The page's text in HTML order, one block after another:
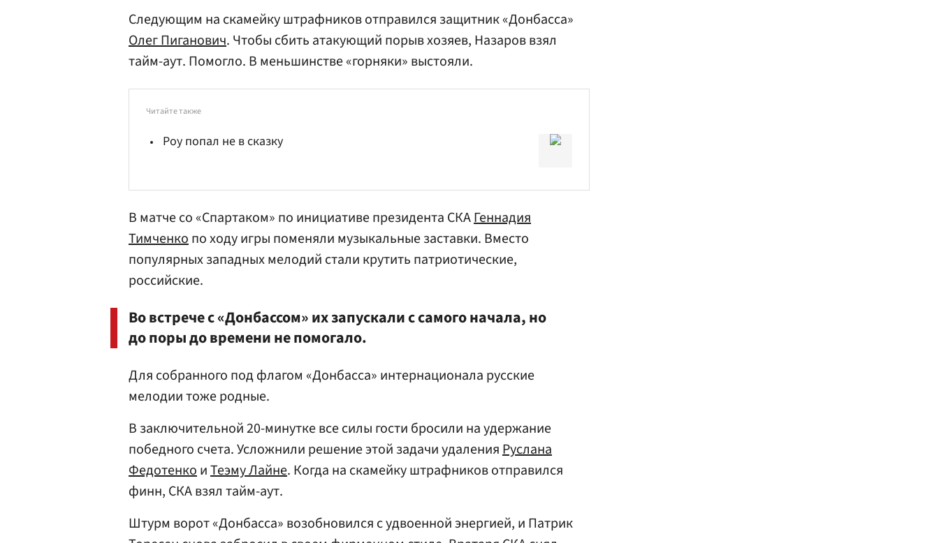
Следующим на скамейку штрафников отправился защитник «Донбасса»
Олег Пиганович. Чтобы сбить атакующий порыв хозяев, Назаров взял
тайм-аут. Помогло. В меньшинстве «горняки» выстояли.
Читайте также
Роу попал не в сказку
В матче со «Спартаком» по инициативе президента СКАГеннадия
Тимченкопо ходу игры поменяли музыкальные заставки. Вместо
популярных западных мелодий стали крутить патриотические,
российские.
Во встрече с «Донбассом» их запускали с самого начала, но
до поры до времени не помогало.
Для собранного под флагом «Донбасса» интернационала русские
мелодии тоже родные.
В заключительной 20-минутке все силы гости бросили на удержание
победного счета. Усложнили решение этой задачи удаленияРуслана
ФедотенкоиТеэму Лайне. Когда на скамейку штрафников отправился
финн, СКА взял тайм-аут.
Штурм ворот «Донбасса» возобновился с удвоенной энергией, и Патрик